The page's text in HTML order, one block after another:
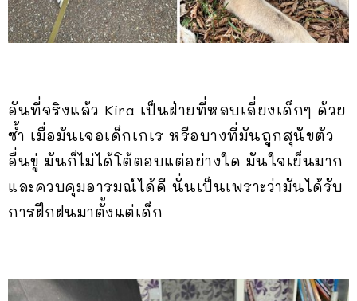
อันที่จริงแล้ว Kira เป็นฝ่ายที่หลบเลี่ยงเด็กๆ ด้วย
ซ้ำ เมื่อมันเจอเด็กเกเร หรือบางที่มันถูกสุนัขตัว
อื่นขู่ มันก็ไม่ได้โต้ตอบแต่อย่างใด มันใจเย็นมาก
และควบคุมอารมณ์ได้ดี นั่นเป็นเพราะว่ามันได้รับ
การฝึกฝนมาตั้งแต่เด็ก